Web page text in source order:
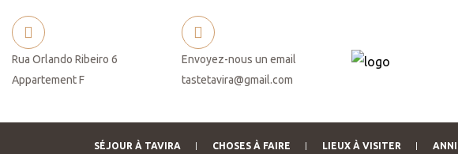
Rua Orlando Ribeiro 6
Appartement F
Envoyez-nous un email
tastetavira@gmail.com
SÉJOUR À TAVIRA CHOSES À FAIRE LIEUX À VISITER